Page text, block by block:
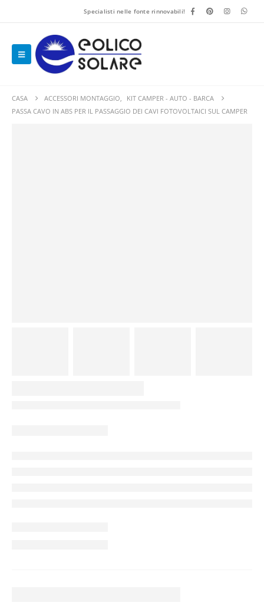
Specialisti nelle fonte rinnovabili!
CASA ACCESSORI MONTAGGIO,
KIT CAMPER - AUTO - BARCA
PASSA CAVO IN ABS PER IL PASSAGGIO DEI CAVI FOTOVOLTAICI SUL CAMPER